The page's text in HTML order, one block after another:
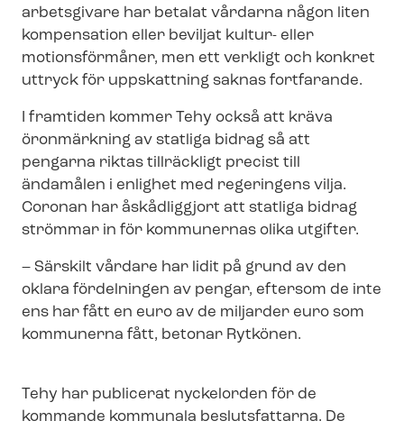
arbetsgivare har betalat vårdarna någon liten
kompensation eller beviljat kultur- eller
motionsförmåner, men ett verkligt och konkret
uttryck för uppskattning saknas fortfarande.
I framtiden kommer Tehy också att kräva
öronmärkning av statliga bidrag så att
pengarna riktas tillräckligt precist till
ändamålen i enlighet med regeringens vilja.
Coronan har åskådliggjort att statliga bidrag
strömmar in för kommunernas olika utgifter.
– Särskilt vårdare har lidit på grund av den
oklara fördelningen av pengar, eftersom de inte
ens har fått en euro av de miljarder euro som
kommunerna fått, betonar Rytkönen.
Tehy har publicerat nyckelorden för de
kommande kommunala beslutsfattarna. De